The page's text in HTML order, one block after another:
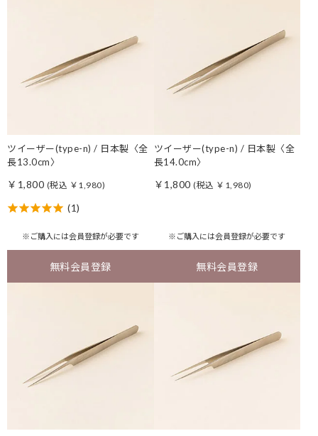
ツイーザー(type-n) / 日本製〈全
長13.0cm〉
￥1,800 (税込 ￥1,980)
(1)
※ご購入には会員登録が必要です
無料会員登録
ツイーザー(type-n) / 日本製〈全
長14.0cm〉
￥1,800 (税込 ￥1,980)
※ご購入には会員登録が必要です
無料会員登録